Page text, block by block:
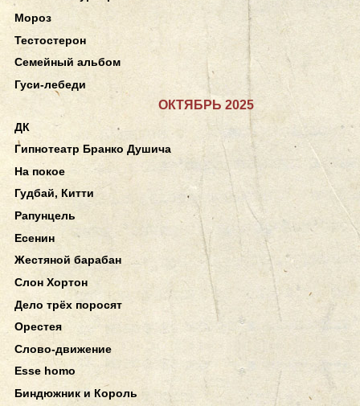
Мороз
Тестостерон
Семейный альбом
Гуси-лебеди
ОКТЯБРЬ 2025
ДК
Гипнотеатр Бранко Душича
На покое
Гудбай, Китти
Рапунцель
Есенин
Жестяной барабан
Слон Хортон
Дело трёх поросят
Орестея
Слово-движение
Esse homo
Биндюжник и Король